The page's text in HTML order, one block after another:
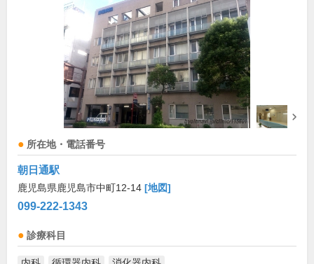
所在地・電話番号
朝日通駅
鹿児島県鹿児島市中町12-14 [地図]
099-222-1343
診療科目